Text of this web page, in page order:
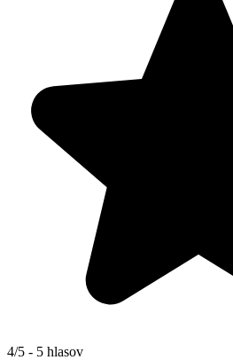
4/5 - 5 hlasov